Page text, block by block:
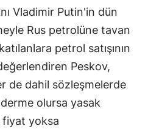
Kastamonu
Kayseri
Vladimir Putin'in dün
Rus petrolüne tavan
petrol satışının
Peskov,
de dahil sözleşmelerde
olursa yasak
fiyat yoksa